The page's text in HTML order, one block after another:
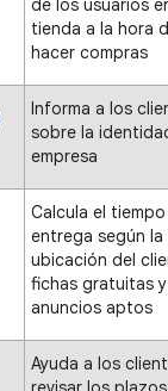
de los usuarios
tienda a la hora
hacer compras
Informa a los
sobre la
empresa
Calcula el
entrega según la
ubicación del
fichas gratuitas y
anuncios aptos
Ayuda a los